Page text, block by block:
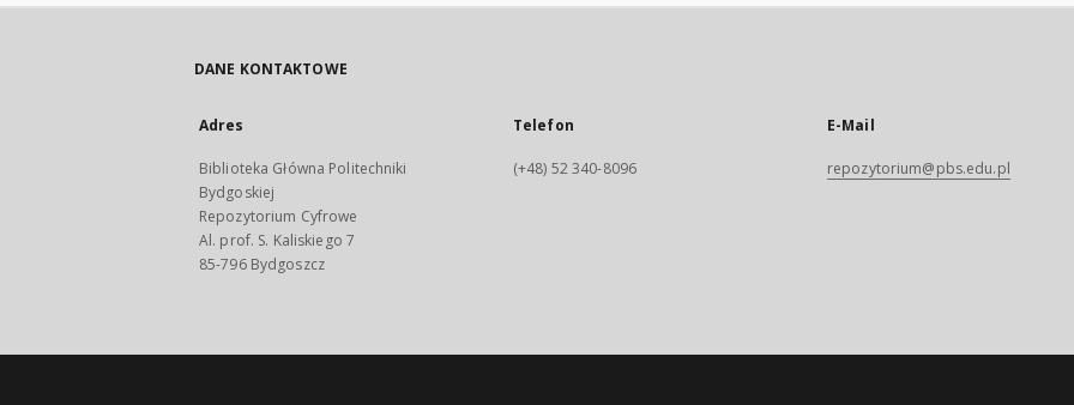
DANE KONTAKTOWE
Adres
Biblioteka Główna Politechniki
Bydgoskiej
Repozytorium Cyfrowe
Al. prof. S. Kaliskiego 7
85-796 Bydgoszcz
Telefon
(+48) 52 340-8096
E-Mail
repozytorium@pbs.edu.pl